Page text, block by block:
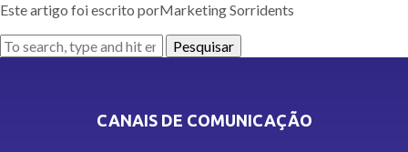
Este artigo foi escrito porMarketing Sorridents
Pesquisar
CANAIS DE COMUNICAÇÃO